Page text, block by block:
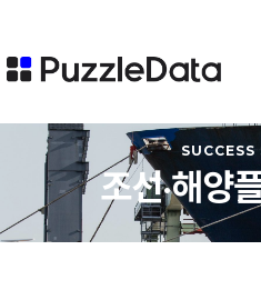
SUCCESS
조선·해양